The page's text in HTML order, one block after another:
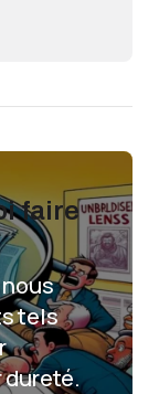
faire
tels